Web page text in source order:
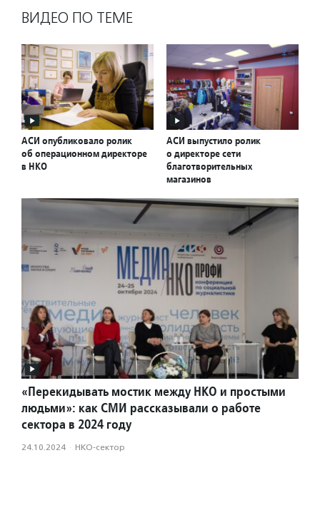
ВИДЕО ПО ТЕМЕ
АСИ опубликовало ролик
об операционном директоре
в НКО
АСИ выпустило ролик
о директоре сети
благотворительных
магазинов
«Перекидывать мостик между НКО и простыми
людьми»: как СМИ рассказывали о работе
сектора в 2024 году
24.10.2024 · НКО-сектор